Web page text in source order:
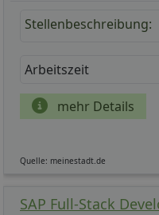
Stellenbeschreibung:
Arbeitszeit
mehr Details
Quelle: meinestadt.de
SAP Full-Stack